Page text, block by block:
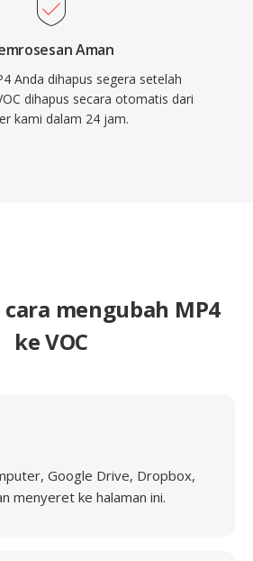
Aman
Anda dihapus segera setelah
dihapus secara otomatis dari
kami dalam 24 jam.
mengubah MP4
ke VOC
Google Drive, Dropbox,
menyeret ke halaman ini.